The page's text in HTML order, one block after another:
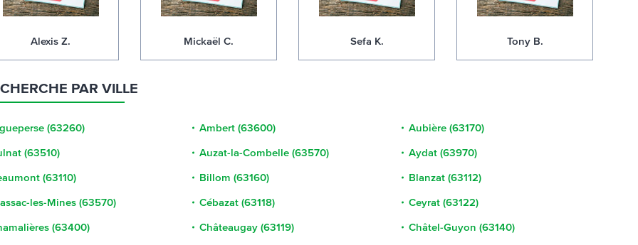
Alexis Z. Mickaël C. Sefa K. Tony B.
PAR VILLE
(63260) Ambert (63600) Aubière (63170)
(63510) Auzat-la-Combelle (63570) Aydat (63970)
(63110) Billom (63160) Blanzat (63112)
les-Mines (63570) Cébazat (63118) Ceyrat (63122)
(63400) Châteaugay (63119) Châtel-Guyon (63140)